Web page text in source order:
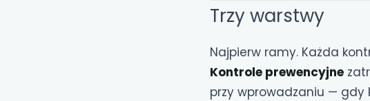
Trzy warstwy
Najpierw ramy. Każda
Kontrole prewencyjne
przy wprowadzaniu — gdy